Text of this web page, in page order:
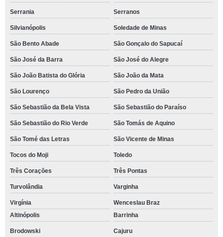
Serrania Serranos
Silvianópolis Soledade de Minas
São Bento Abade São Gonçalo do Sapucaí
São José da Barra São José do Alegre
São João Batista do Glória São João da Mata
São Lourenço São Pedro da União
São Sebastião da Bela Vista São Sebastião do Paraíso
São Sebastião do Rio Verde São Tomás de Aquino
São Tomé das Letras São Vicente de Minas
Tocos do Moji Toledo
Três Corações Três Pontas
Turvolândia Varginha
Virgínia
Wenceslau Braz
Altinópolis
Barrinha
Brodowski Cajuru